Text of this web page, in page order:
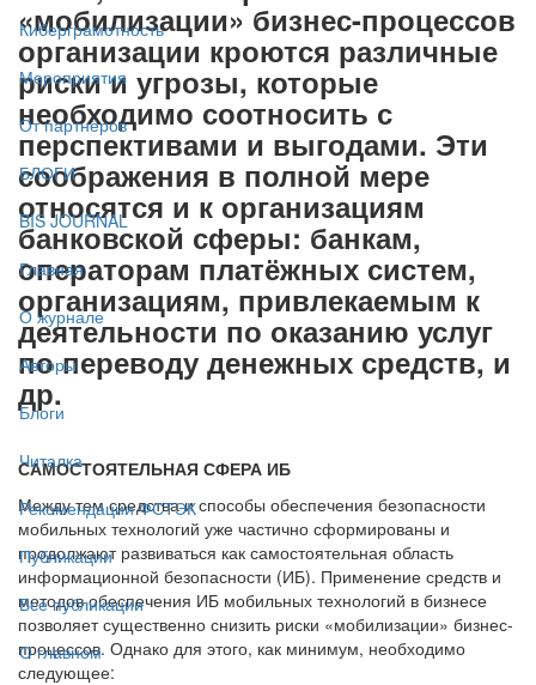
Киберграмотность
Мероприятия
От партнёров
БЛОГИ
BIS JOURNAL
Главная
О журнале
Авторы
Блоги
Читалка
Рекомендации ФСТЭК
Публикации
Все публикации
О главном
«мобилизации» бизнес-процессов
организации кроются различные
риски и угрозы, которые
необходимо соотносить с
перспективами и выгодами. Эти
соображения в полной мере
относятся и к организациям
банковской сферы: банкам,
операторам платёжных систем,
организациям, привлекаемым к
деятельности по оказанию услуг
по переводу денежных средств, и
др.
САМОСТОЯТЕЛЬНАЯ СФЕРА ИБ
Между тем средства и способы обеспечения безопасности
мобильных технологий уже частично сформированы и
продолжают развиваться как самостоятельная область
информационной безопасности (ИБ). Применение средств и
методов обеспечения ИБ мобильных технологий в бизнесе
позволяет существенно снизить риски «мобилизации» бизнес-
процессов. Однако для этого, как минимум, необходимо
следующее: